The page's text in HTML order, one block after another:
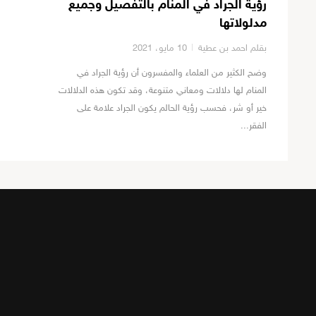
رؤية الجراد في المنام بالتفصيل وجميع
مدلولاتها
بقلم احمد بن عطية 10 مايو، 2021
وضح الكثير من العلماء والمفسرون أن رؤية الجراد في
المنام لها دلالات ومعاني متنوعة، وقد تكون هذه الدلالات
خير أو شر، فحسب رؤية الحالم يكون الجراد علامة على
الفقر...